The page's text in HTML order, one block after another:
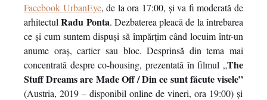
Facebook UrbanEye, de la ora 17:00, și va fi moderată de
arhitectulRadu Ponta. Dezbaterea pleacă de la întrebarea
ce și cum suntem dispuși să împărțim când locuim într-un
anume oraș, cartier sau bloc. Desprinsă din tema mai
concentrată despre co-housing, prezentată în filmul „The
Stuff Dreams are Made Off / Din ce sunt făcute visele”
(Austria, 2019 – disponibil online de vineri, ora 19:00) și